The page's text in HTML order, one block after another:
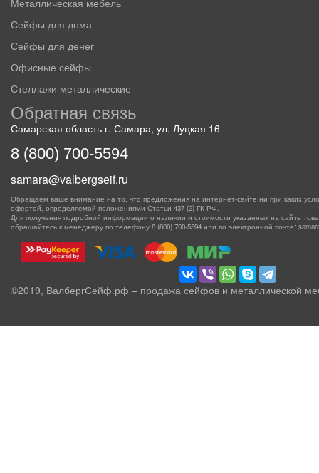
Металлическая мебель
Сейфы для дома
Сейфы для денег
Офисные сейфы
Стеллажи металлические
Обратная связь
Самарская область г. Самара, ул. Луцкая 16
8 (800) 700-5594
samara@valbergseif.ru
Обращаем ваше внимание на то, что предложения на интернет-сайте ни при каких
офертой, определяемой положениями Статьи 437 (2) ГК РФ.
Для получения подробной информации о наличии и стоимости указанных на сайте
обращайтесь к менеджеру по телефону 8 (800) 700-5594 или по электронной почте:
©2019, ВалбергСейф.рф – продажа сейфов и металлической